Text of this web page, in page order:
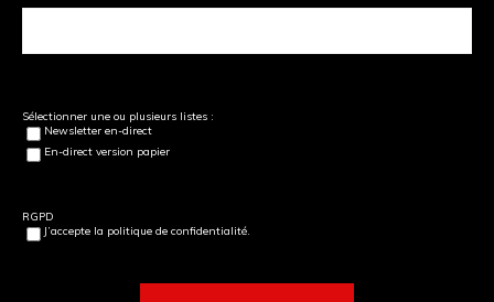
Sélectionner une ou plusieurs listes :
Newsletter en-direct
En-direct version papier
RGPD
J’accepte la politique de confidentialité.